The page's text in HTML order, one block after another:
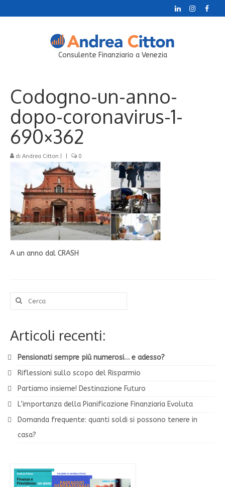
Consulente Finanziario a Venezia
Codogno-un-anno-
dopo-coronavirus-1-
690×362
di Andrea Citton 0
A un anno dal CRASH
Cerca:
Articoli recenti:
Pensionati sempre più numerosi… e adesso?
Riflessioni sullo scopo del Risparmio
Partiamo insieme! Destinazione Futuro
L’importanza della Pianificazione Finanziaria Evoluta
Domanda frequente: quanti soldi si possono tenere in
casa?